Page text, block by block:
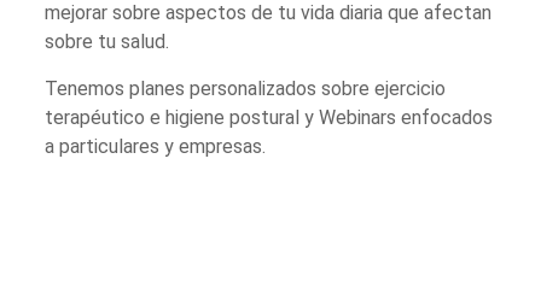
mejorar sobre aspectos de tu vida diaria que afectan
sobre tu salud.
Tenemos planes personalizados sobre ejercicio
terapéutico e higiene postural y Webinars enfocados
a particulares y empresas.